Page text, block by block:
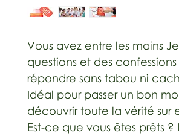
Vous avez entre les mains
questions et des
répondre sans tabou ni
Idéal pour passer un bon
découvrir toute la vérité sur
Est-ce que vous êtes prêts ?